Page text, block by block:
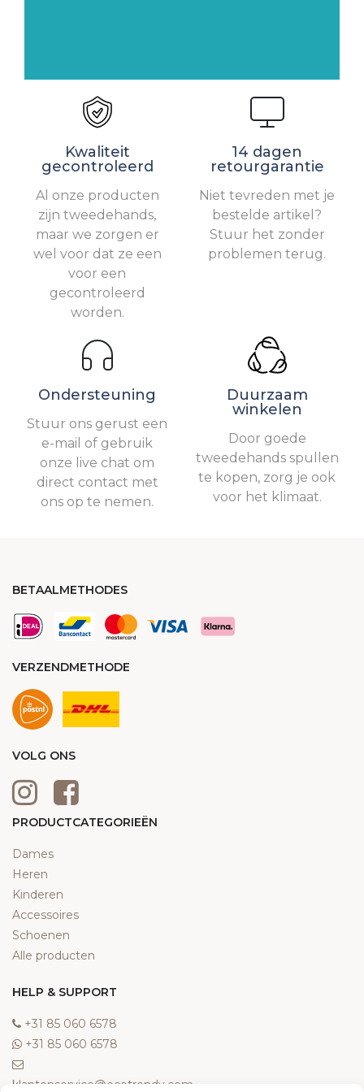
Kwaliteit
gecontroleerd
Al onze producten
zijn tweedehands,
maar we zorgen er
wel voor dat ze een
voor een
gecontroleerd
worden.
14 dagen
retourgarantie
Niet tevreden met je
bestelde artikel?
Stuur het zonder
problemen terug.
Ondersteuning
Stuur ons gerust een
e-mail of gebruik
onze live chat om
direct contact met
ons op te nemen.
Duurzaam
winkelen
Door goede
tweedehands spullen
te kopen, zorg je ook
voor het klimaat.
BETAALMETHODES
VERZENDMETHODE
VOLG ONS
PRODUCTCATEGORIEËN
Dames
Heren
Kinderen
Accessoires
Schoenen
Alle producten
HELP & SUPPORT
‎+31 85 060 6578
‎+31 85 060 6578
klantenservice@ecotrendy.com